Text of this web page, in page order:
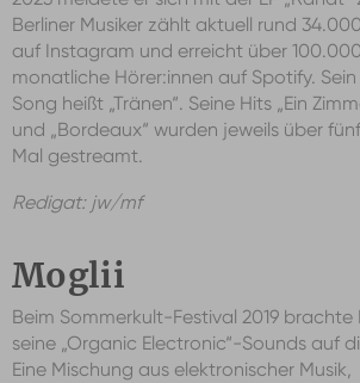
Berliner Musiker zählt aktuell rund
auf Instagram und erreicht über 100.000
monatliche Hörer:innen auf Spotify.
Song heißt „Tränen“. Seine Hits „Ein
und „Bordeaux“ wurden jeweils über
Mal gestreamt.
Redigat: jw/mf
Moglii
Beim Sommerkult-Festival 2019 brachte
seine „Organic Electronic“-Sounds auf
Eine Mischung aus elektronischer Musik,